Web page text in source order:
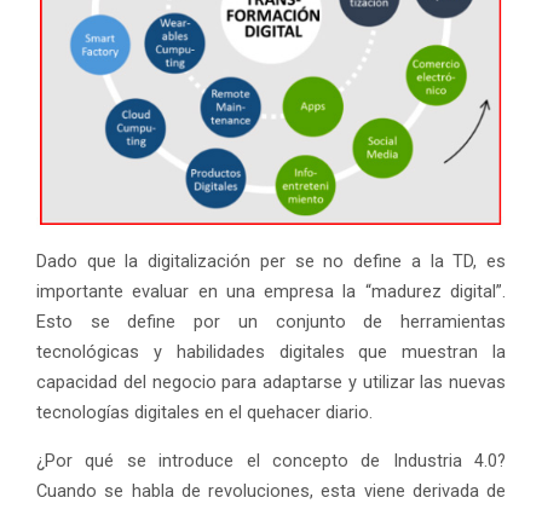
Dado que la digitalización per se no define a la TD, es
importante evaluar en una empresa la “madurez digital”.
Esto se define por un conjunto de herramientas
tecnológicas y habilidades digitales que muestran la
capacidad del negocio para adaptarse y utilizar las nuevas
tecnologías digitales en el quehacer diario.
¿Por qué se introduce el concepto de Industria 4.0?
Cuando se habla de revoluciones, esta viene derivada de